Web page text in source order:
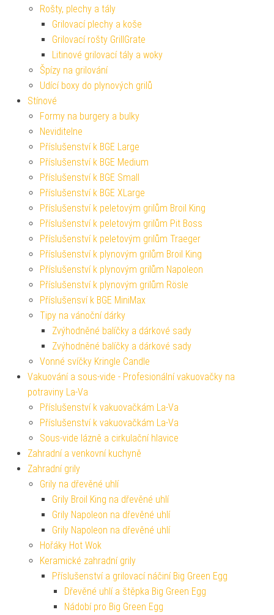
Rošty, plechy a tály
Grilovací plechy a koše
Grilovací rošty GrillGrate
Litinové grilovací tály a woky
Špízy na grilování
Udící boxy do plynových grilů
Stínové
Formy na burgery a bulky
Neviditelne
Příslušenství k BGE Large
Příslušenství k BGE Medium
Příslušenství k BGE Small
Příslušenství k BGE XLarge
Příslušenství k peletovým grilům Broil King
Příslušenství k peletovým grilům Pit Boss
Příslušenství k peletovým grilům Traeger
Příslušenství k plynovým grilům Broil King
Příslušenství k plynovým grilům Napoleon
Příslušenství k plynovým grilům Rösle
Příslušensví k BGE MiniMax
Tipy na vánoční dárky
Zvýhodněné balíčky a dárkové sady
Zvýhodněné balíčky a dárkové sady
Vonné svíčky Kringle Candle
Vakuování a sous-vide - Profesionální vakuovačky na
potraviny La-Va
Příslušenství k vakuovačkám La-Va
Příslušenství k vakuovačkám La-Va
Sous-vide lázně a cirkulační hlavice
Zahradní a venkovní kuchyně
Zahradní grily
Grily na dřevěné uhlí
Grily Broil King na dřevěné uhlí
Grily Napoleon na dřevěné uhlí
Grily Napoleon na dřevěné uhlí
Hořáky Hot Wok
Keramické zahradní grily
Příslušenství a grilovací náčiní Big Green Egg
Dřevěné uhlí a štěpka Big Green Egg
Nádobí pro Big Green Egg